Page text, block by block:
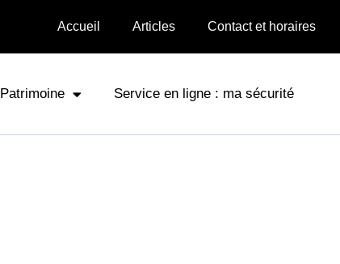
Accueil Articles Contact et horaires
Patrimoine Service en ligne : ma sécurité